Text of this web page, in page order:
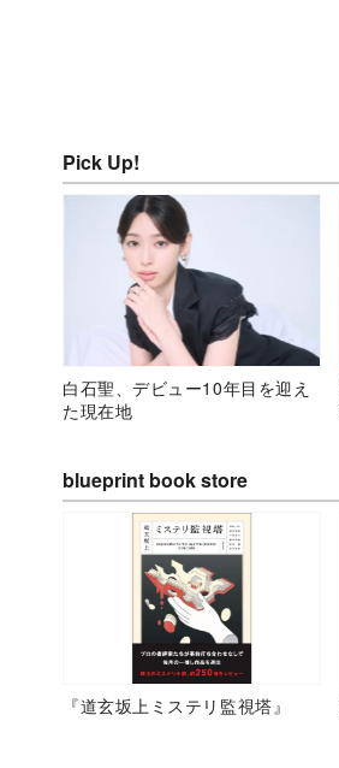
Pick Up!
白石聖、デビュー10年目を迎え
た現在地
blueprint book store
『道玄坂上ミステリ監視塔』